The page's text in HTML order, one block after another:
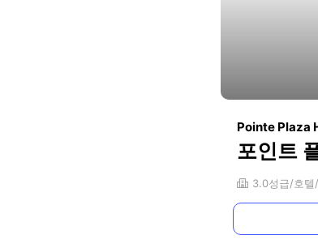
Pointe Plaza
포인트
3.0성급 호텔